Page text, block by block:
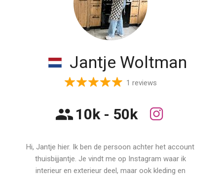
Jantje Woltman
1 reviews
10k - 50k
Hi, Jantje hier. Ik ben de persoon achter het account
thuisbijjantje. Je vindt me op Instagram waar ik
interieur en exterieur deel, maar ook kleding en